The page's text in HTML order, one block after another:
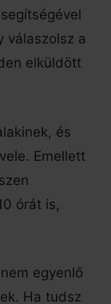
válaszolsz a
elküldött
és
Emellett
órát is,
egyenlő
Ha tudsz